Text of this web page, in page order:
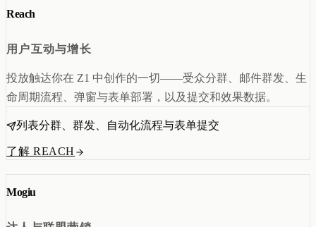
Reach
用户互动与增长
投放触达你在 Z1 中创作的一切——受众分群、邮件群发、生
命周期流程、弹窗与表单部署，以及提交和效果数据。
列表分群、群发、自动化流程与表单提交
了解 REACH
Mogiu